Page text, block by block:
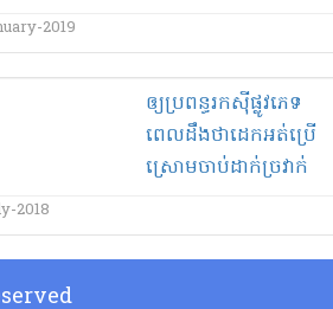
2019
ឲ្យ​ប្រពន្ធ​រកស៊ី​ផ្លូវភេទ​
ពេល​ដឹងថា​ដេក​អត់​ប្រើ​
ស្រោម​ចាប់​ដាក់​ច្រវាក់​
ប្រដាប់ភេទ​!!
2018